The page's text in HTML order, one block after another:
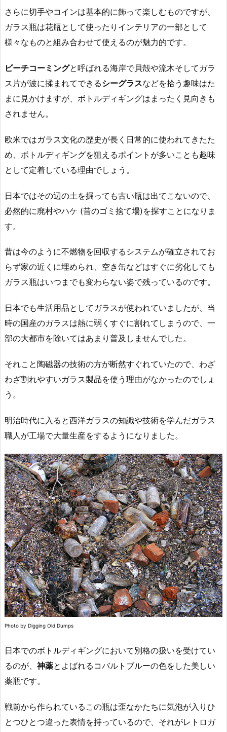
さらに切手やコインは基本的に飾って楽しむものですが、
ガラス瓶は花瓶として使ったりインテリアの一部として
様々なものと組み合わせて使えるのが魅力的です。
ビーチコーミングと呼ばれる海岸で貝殻や流木そしてガラ
ス片が波に揉まれてできるシーグラスなどを拾う趣味はた
まに見かけますが、ボトルディギングはまったく見向きも
されません。
欧米ではガラス文化の歴史が長く日常的に使われてきたた
め、ボトルディギングを狙えるポイントが多いことも趣味
として定着している理由でしょう。
日本ではその辺の土を掘っても古い瓶は出てこないので、
必然的に廃村やハケ (昔のゴミ捨て場)を探すことになりま
す。
昔は今のように不燃物を回収するシステムが確立されてお
らず家の近くに埋められ、空き缶などはすぐに劣化しても
ガラス瓶はいつまでも変わらない姿で残っているのです。
日本でも生活用品としてガラスが使われていましたが、当
時の国産のガラスは熱に弱くすぐに割れてしまうので、一
部の大都市を除いてはあまり普及しませんでした。
それこと陶磁器の技術の方が断然すぐれていたので、わざ
わざ割れやすいガラス製品を使う理由がなかったのでしょ
う。
明治時代に入ると西洋ガラスの知識や技術を学んだガラス
職人が工場で大量生産をするようになりました。
Photo by Digging Old Dumps
日本でのボトルディギングにおいて別格の扱いを受けてい
るのが、 神薬とよばれるコバルトブルーの色をした美しい
薬瓶です。
戦前から作られているこの瓶は歪なかたちに気泡が入りひ
とつひとつ違った表情を持っているので、それがレトロガ